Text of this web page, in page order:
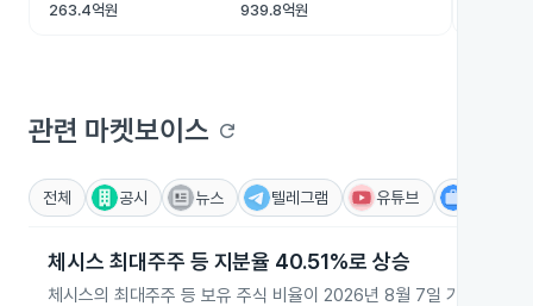
263.4억원
939.8억원
관련 마켓보이스 refresh
전체 공시 뉴스 텔레그램 유튜브
체시스 최대주주 등 지분율 40.51%로 상승
체시스의 최대주주 등 보유 주식 비율이 2026년 8월 7일 기준